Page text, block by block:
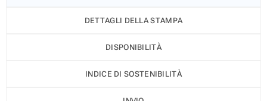
DETTAGLI DELLA STAMPA
DISPONIBILITÀ
INDICE DI SOSTENIBILITÀ